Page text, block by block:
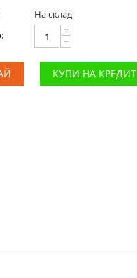
На склад
+
−
КУПИ НА КРЕДИТ